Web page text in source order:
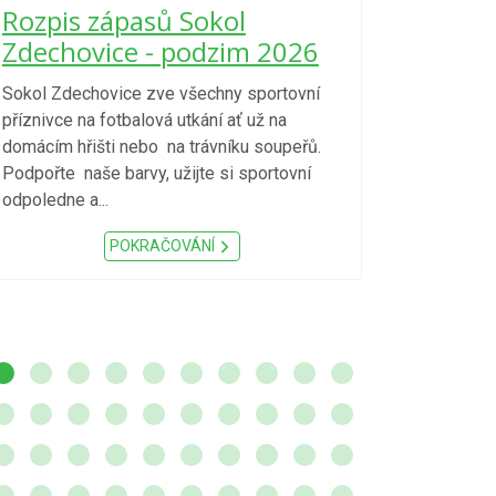
Rozpis zápasů Sokol
Zdechovice - podzim 2026
Sokol Zdechovice zve všechny sportovní
příznivce na fotbalová utkání ať už na
domácím hřišti nebo na trávníku soupeřů.
Podpořte naše barvy, užijte si sportovní
odpoledne a...
POKRAČOVÁNÍ